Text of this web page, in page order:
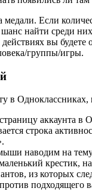
медали. Если
найти среди
вы
группы/игры.
в
аккаунта в
строка
наводим на
крестик,
из которых
подходящего